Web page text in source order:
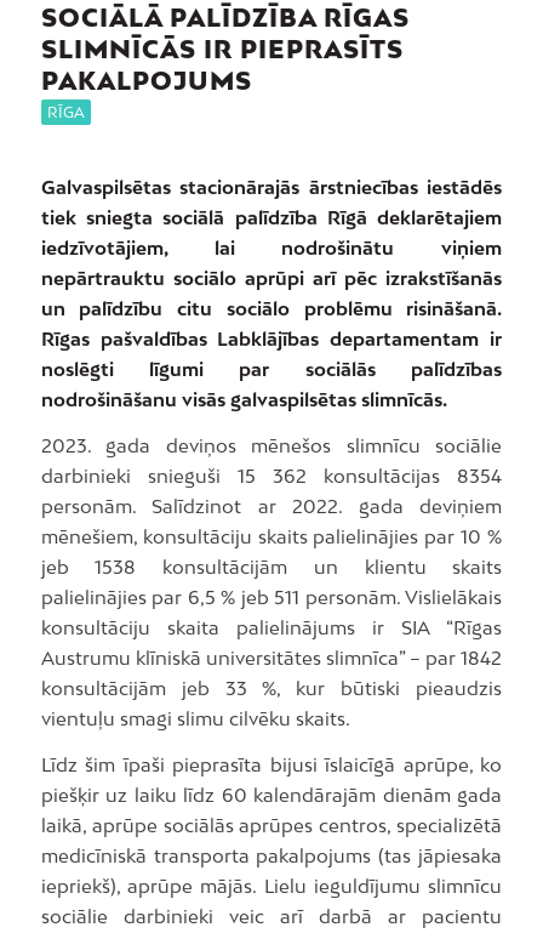
SOCIĀLĀ PALĪDZĪBA RĪGAS
SLIMNĪCĀS IR PIEPRASĪTS
PAKALPOJUMS
RĪGA
Galvaspilsētas stacionārajās ārstniecības iestādēs
tiek sniegta sociālā palīdzība Rīgā deklarētajiem
iedzīvotājiem, lai nodrošinātu viņiem
nepārtrauktu sociālo aprūpi arī pēc izrakstīšanās
un palīdzību citu sociālo problēmu risināšanā.
Rīgas pašvaldības Labklājības departamentam ir
noslēgti līgumi par sociālās palīdzības
nodrošināšanu visās galvaspilsētas slimnīcās.
2023. gada deviņos mēnešos slimnīcu sociālie
darbinieki snieguši 15 362 konsultācijas 8354
personām. Salīdzinot ar 2022. gada deviņiem
mēnešiem, konsultāciju skaits palielinājies par 10 %
jeb 1538 konsultācijām un klientu skaits
palielinājies par 6,5 % jeb 511 personām. Vislielākais
konsultāciju skaita palielinājums ir SIA “Rīgas
Austrumu klīniskā universitātes slimnīca” – par 1842
konsultācijām jeb 33 %, kur būtiski pieaudzis
vientuļu smagi slimu cilvēku skaits.
Līdz šim īpaši pieprasīta bijusi īslaicīgā aprūpe, ko
piešķir uz laiku līdz 60 kalendārajām dienām gada
laikā, aprūpe sociālās aprūpes centros, specializētā
medicīniskā transporta pakalpojums (tas jāpiesaka
iepriekš), aprūpe mājās. Lielu ieguldījumu slimnīcu
sociālie darbinieki veic arī darbā ar pacientu